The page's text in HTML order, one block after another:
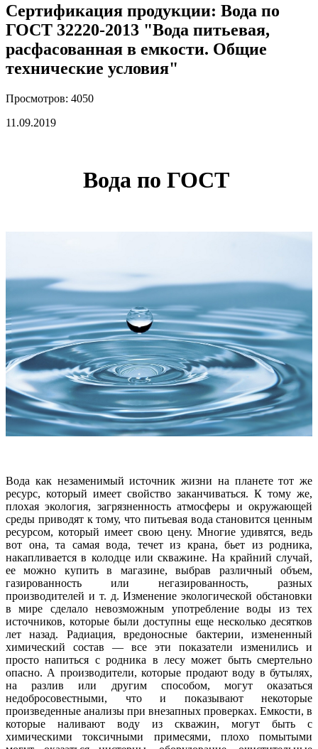
Сертификация продукции: Вода по
ГОСТ 32220-2013 "Вода питьевая,
расфасованная в емкости. Общие
технические условия"
Просмотров: 4050
11.09.2019
Вода по ГОСТ
Вода как незаменимый источник жизни на планете тот же
ресурс, который имеет свойство заканчиваться. К тому же,
плохая экология, загрязненность атмосферы и окружающей
среды приводят к тому, что питьевая вода становится ценным
ресурсом, который имеет свою цену. Многие удивятся, ведь
вот она, та самая вода, течет из крана, бьет из родника,
накапливается в колодце или скважине. На крайний случай,
ее можно купить в магазине, выбрав различный объем,
газированность или негазированность, разных
производителей и т. д. Изменение экологической обстановки
в мире сделало невозможным употребление воды из тех
источников, которые были доступны еще несколько десятков
лет назад. Радиация, вредоносные бактерии, измененный
химический состав — все эти показатели изменились и
просто напиться с родника в лесу может быть смертельно
опасно. А производители, которые продают воду в бутылях,
на разлив или другим способом, могут оказаться
недобросовестными, что и показывают некоторые
произведенные анализы при внезапных проверках. Емкости, в
которые наливают воду из скважин, могут быть с
химическими токсичными примесями, плохо помытыми